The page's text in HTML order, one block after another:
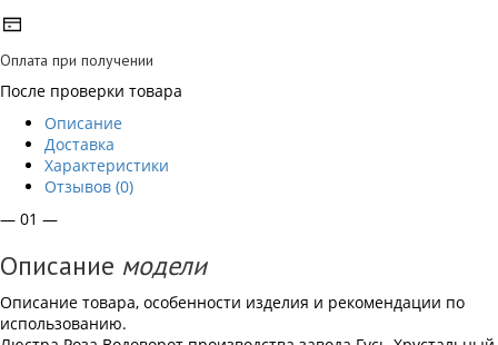
Оплата при получении
После проверки товара
Описание
Доставка
Характеристики
Отзывов (0)
— 01 —
Описание модели
Описание товара, особенности изделия и рекомендации по
использованию.